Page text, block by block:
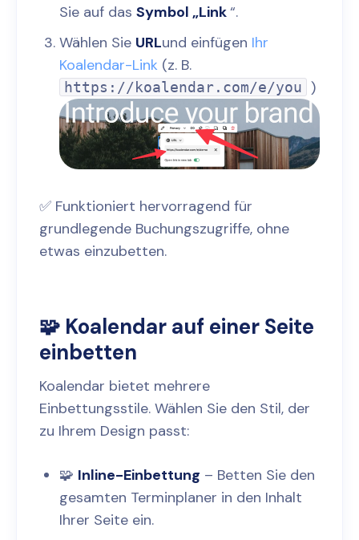
Sie auf das Symbol „Link“.
Wählen Sie URLund einfügen Ihr
Koalendar-Link (z. B.
https://koalendar.com/e/you )
✅ Funktioniert hervorragend für
grundlegende Buchungszugriffe, ohne
etwas einzubetten.
🧩 Koalendar auf einer Seite
einbetten
Koalendar bietet mehrere
Einbettungsstile. Wählen Sie den Stil, der
zu Ihrem Design passt:
🧩 Inline-Einbettung – Betten Sie den
gesamten Terminplaner in den Inhalt
Ihrer Seite ein.